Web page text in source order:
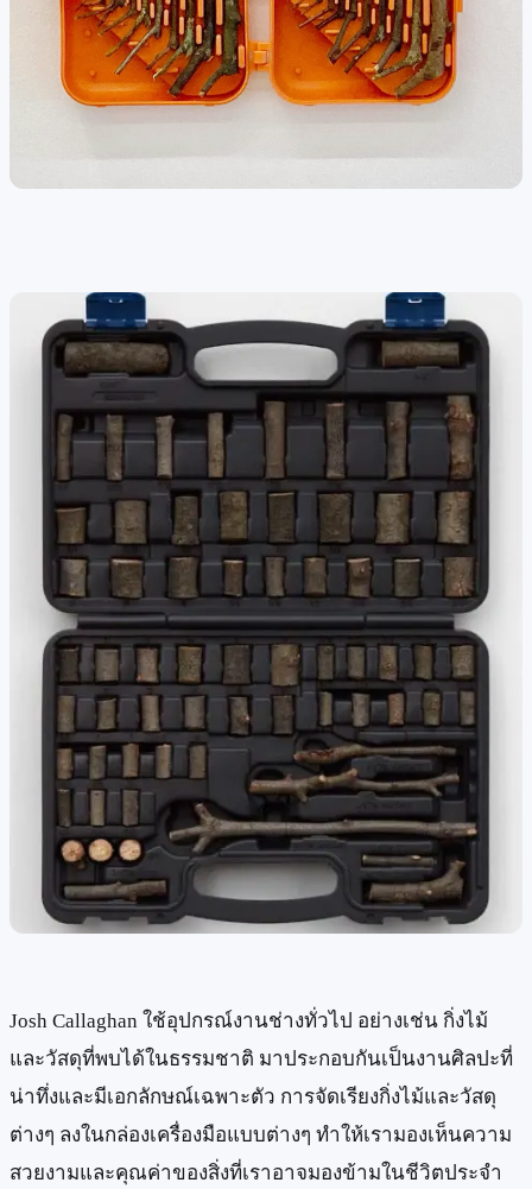
Josh Callaghan ใช้อุปกรณ์งานช่างทั่วไป อย่างเช่น กิ่งไม้
และวัสดุที่พบได้ในธรรมชาติ มาประกอบกันเป็นงานศิลปะที่
น่าทึ่งและมีเอกลักษณ์เฉพาะตัว การจัดเรียงกิ่งไม้และวัสดุ
ต่างๆ ลงในกล่องเครื่องมือแบบต่างๆ ทำให้เรามองเห็นความ
สวยงามและคุณค่าของสิ่งที่เราอาจมองข้ามในชีวิตประจำ